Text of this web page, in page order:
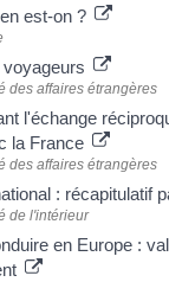
est-on ?
des affaires étrangères
l'échange
la France
des affaires étrangères
: récapitulatif
de l'intérieur
en Europe :